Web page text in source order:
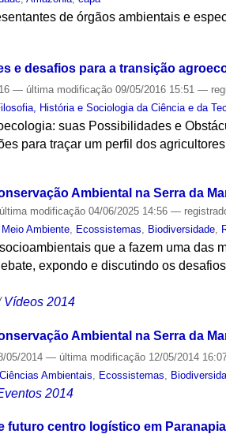
de órgãos ambientais e
e desafios para a transição
— última modificação 09/05/2016 15:51—
História e Sociologia da Ciência e da
suas Possibilidades e
para traçar um perfil dos
Ambiental na Serra da
última modificação 04/06/2025 14:56—
Meio Ambiente Ecossistemas Biodiversidade
que a fazem uma das
expondo e discutindo os
Vídeos 2014
Ambiental na Serra da
05/2014— última modificação 12/05/2014
Ambientais Ecossistemas
2014
futuro centro logístico em